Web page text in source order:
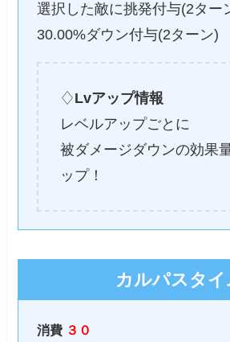
選択した敵に挑発付与(2ター
30.00%ダウン付与(2ターン)
♢Lvアップ情報
レベルアップごとに
被ダメージダウンの効果
ップ！
カルパスタイ
消費 ３０